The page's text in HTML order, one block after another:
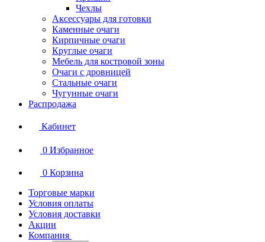
Чехлы
Аксессуары для готовки
Каменные очаги
Кирпичные очаги
Круглые очаги
Мебель для костровой зоны
Очаги с дровницей
Стальные очаги
Чугунные очаги
Распродажа
Кабинет
0 Избранное
0 Корзина
Торговые марки
Условия оплаты
Условия доставки
Акции
Компания